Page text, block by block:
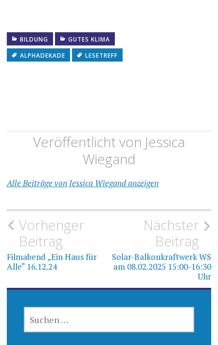
BILDUNG
GUTES KLIMA
ALPHADEKADE
LESETREFF
Veröffentlicht von Jessica
Wiegand
Alle Beiträge von Jessica Wiegand anzeigen
Beitragsnavigation
Vorheriger
Beitrag
Filmabend „Ein Haus für
Alle“ 16.12.24
Nächster
Beitrag
Solar-Balkonkraftwerk WS
am 08.02.2025 15:00-16:30
Uhr
NACH: